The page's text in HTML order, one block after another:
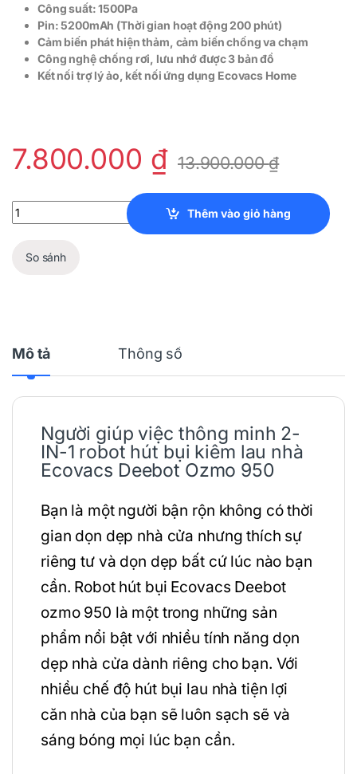
Công suất: 1500Pa
Pin: 5200mAh (Thời gian hoạt động 200 phút)
Cảm biến phát hiện thảm, cảm biến chống va chạm
Công nghệ chống rơi, lưu nhớ được 3 bản đồ
Kết nối trợ lý ảo, kết nối ứng dụng Ecovacs Home
7.800.000 ₫ 13.900.000₫
Robot Hút Bụi Ecovacs Deebot Ozmo 950 quantity
Thêm vào giỏ hàng
So sánh
Mô tả Thông số
Người giúp việc thông minh 2-
IN-1 robot hút bụi kiêm lau nhà
Ecovacs Deebot Ozmo 950
Bạn là một người bận rộn không có thời
gian dọn dẹp nhà cửa nhưng thích sự
riêng tư và dọn dẹp bất cứ lúc nào bạn
cần. Robot hút bụi Ecovacs Deebot
ozmo 950 là một trong những sản
phẩm nổi bật với nhiều tính năng dọn
dẹp nhà cửa dành riêng cho bạn. Với
nhiều chế độ hút bụi lau nhà tiện lợi
căn nhà của bạn sẽ luôn sạch sẽ và
sáng bóng mọi lúc bạn cần.